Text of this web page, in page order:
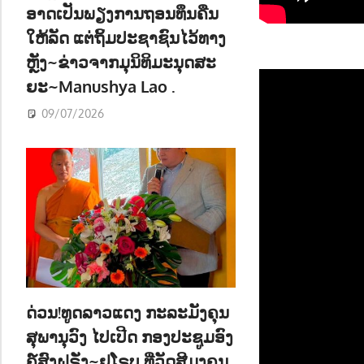
ອາດເປັນພຽງການຖອນທຶນຄືນ
ໃຫ້ລັດ ແຕ່ຖິ້ມປະຊາຊົນໄວ້ທາງ
ຫຼັງ~ຂ່າວຈາກມຸນິທິມະນຸດສະ
ຍະ~Manushya Lao .
09/07/2026
ດ່ວນ!ທູດລາວແດງ ກະລະມັງຄຸນ
ສຸພານຸວົງ ໄປເປີດ ກອງປະຊູມອົງ